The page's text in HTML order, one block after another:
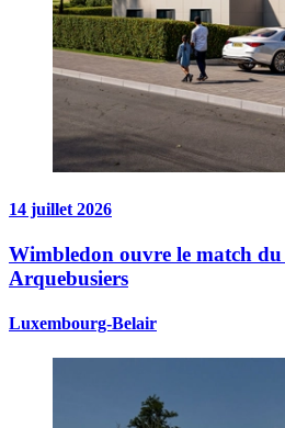
14 juillet 2026
Wimbledon ouvre le match
Arquebusiers
Luxembourg-Belair